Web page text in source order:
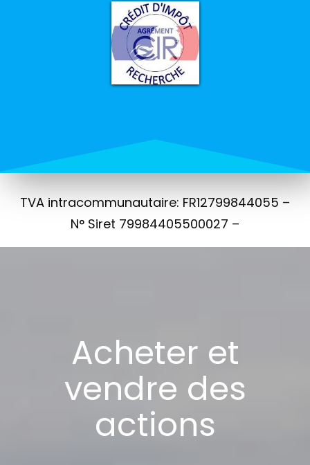
TVA intracommunautaire: FR12799844055 –
N° Siret 79984405500027 –
Acheter et
vendre des
actions